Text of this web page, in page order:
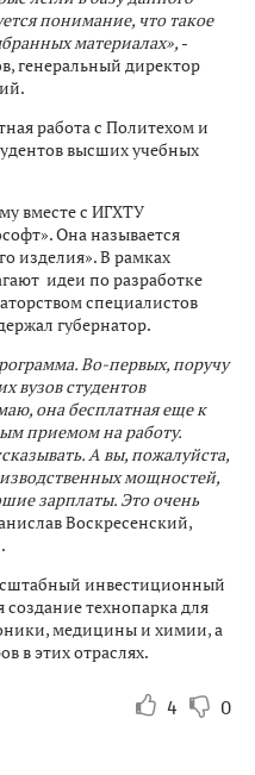
понимание, что такое
материалах», -
генеральный директор
работа с Политехом и
высших учебных
вместе с ИГХТУ
Она называется
изделия». В рамках
идеи по разработке
специалистов
губернатор.
Во-первых, поручу
вузов студентов
она бесплатная еще к
приемом на работу.
А вы, пожалуйста,
мощностей,
зарплаты. Это очень
Воскресенский,
инвестиционный
создание технопарка для
медицины и химии, а
в этих отраслях.
4 0